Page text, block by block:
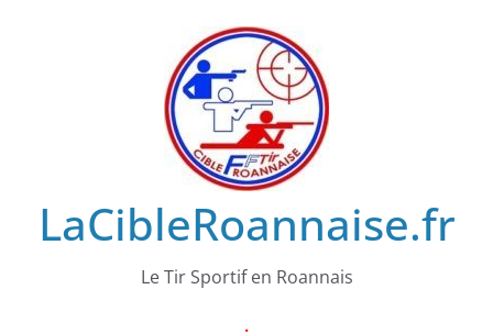
LaCibleRoannaise.fr
Le Tir Sportif en Roannais
.